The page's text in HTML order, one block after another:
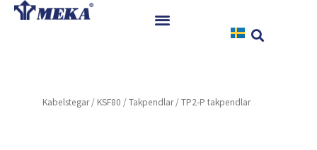
Hoppa
Referenser
Kabelstegar/ KSF80 /Takpendlar/ TP2-P takpendlar